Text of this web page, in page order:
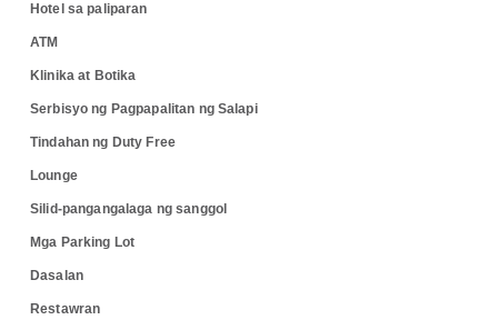
Hotel sa paliparan
ATM
Klinika at Botika
Serbisyo ng Pagpapalitan ng Salapi
Tindahan ng Duty Free
Lounge
Silid-pangangalaga ng sanggol
Mga Parking Lot
Dasalan
Restawran